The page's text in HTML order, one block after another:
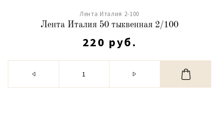
Лента Италия 2-100
Лента Италия 50 тыквенная 2/100
220 руб.